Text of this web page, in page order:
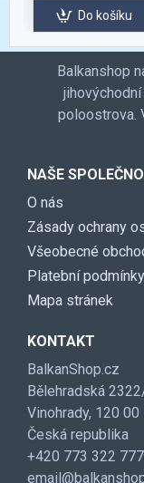
Do košíku
Balkanshop
poloostrova.
NAŠE
O nás
Zásady ochrany
Všeobecné
Platební
Mapa stránek
KONTAKT
BalkanShop.cz
Bělehradská
Vinohrady, 120 00
Česká republika
+420 773 322 777